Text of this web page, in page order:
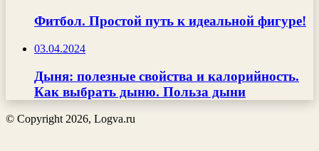
Фитбол. Простой путь к идеальной фигуре!
03.04.2024
Дыня: полезные свойства и калорийность.
Как выбрать дыню. Польза дыни
© Copyright 2026, Logva.ru